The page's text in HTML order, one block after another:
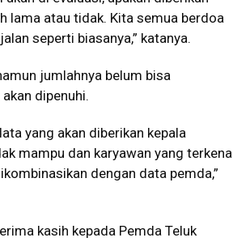
lama atau tidak. Kita semua berdoa
seperti biasanya,” katanya.
jumlahnya belum bisa
dipenuhi.
yang akan diberikan kepala
mampu dan karyawan yang terkena
dengan data pemda,”
kasih kepada Pemda Teluk